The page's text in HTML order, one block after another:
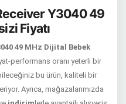
Y3040 49
Fiyatı
49 MHz Dijital Bebek
performans oranı yeterli bir
bu ürün, kaliteli bir
Ayrıca, mağazalarımızda